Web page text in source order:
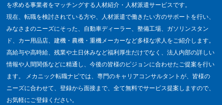
を求める事業者をマッチングする人材紹介・人材派遣サービスです。
現在、転職を検討されている方や、人材派遣で働きたい方のサポートを行い、
みなさまのニーズにそった、自動車ディーラー、整備工場、ガソリンスタン
ド、カー用品店、建機・農機・重機メーカーなど多様な求人をご紹介します。
高給与や高時給、残業や土日休みなど福利厚生だけでなく、法人内部の詳しい
情報や人間関係などに精通し、今後の皆様のビジョンに合わせたご提案を行い
ます。 メカニック転職ナビでは、専門のキャリアコンサルタントが、皆様の
ニーズに合わせて、登録から面接まで、全て無料でサービス提案しますので、
お気軽にご登録ください。